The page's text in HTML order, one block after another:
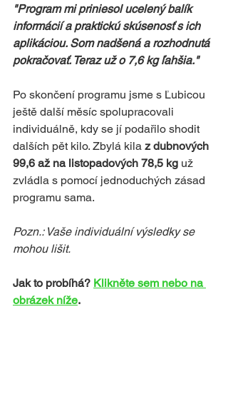
"Program mi priniesol ucelený balík
informácií a praktickú skúsenosť s ich
aplikáciou. Som nadšená a rozhodnutá
pokračovať. Teraz už o 7,6 kg ľahšia."
Po skončení programu jsme s Ľubicou
ještě další měsíc spolupracovali
individuálně, kdy se jí podařilo shodit
dalších pět kilo. Zbylá kila z dubnových
99,6 až na listopadových 78,5 kg už
zvládla s pomocí jednoduchých zásad
programu sama.
Pozn.: Vaše individuální výsledky se
mohou lišit.
Jak to probíhá? Klikněte sem nebo na
obrázek níže.